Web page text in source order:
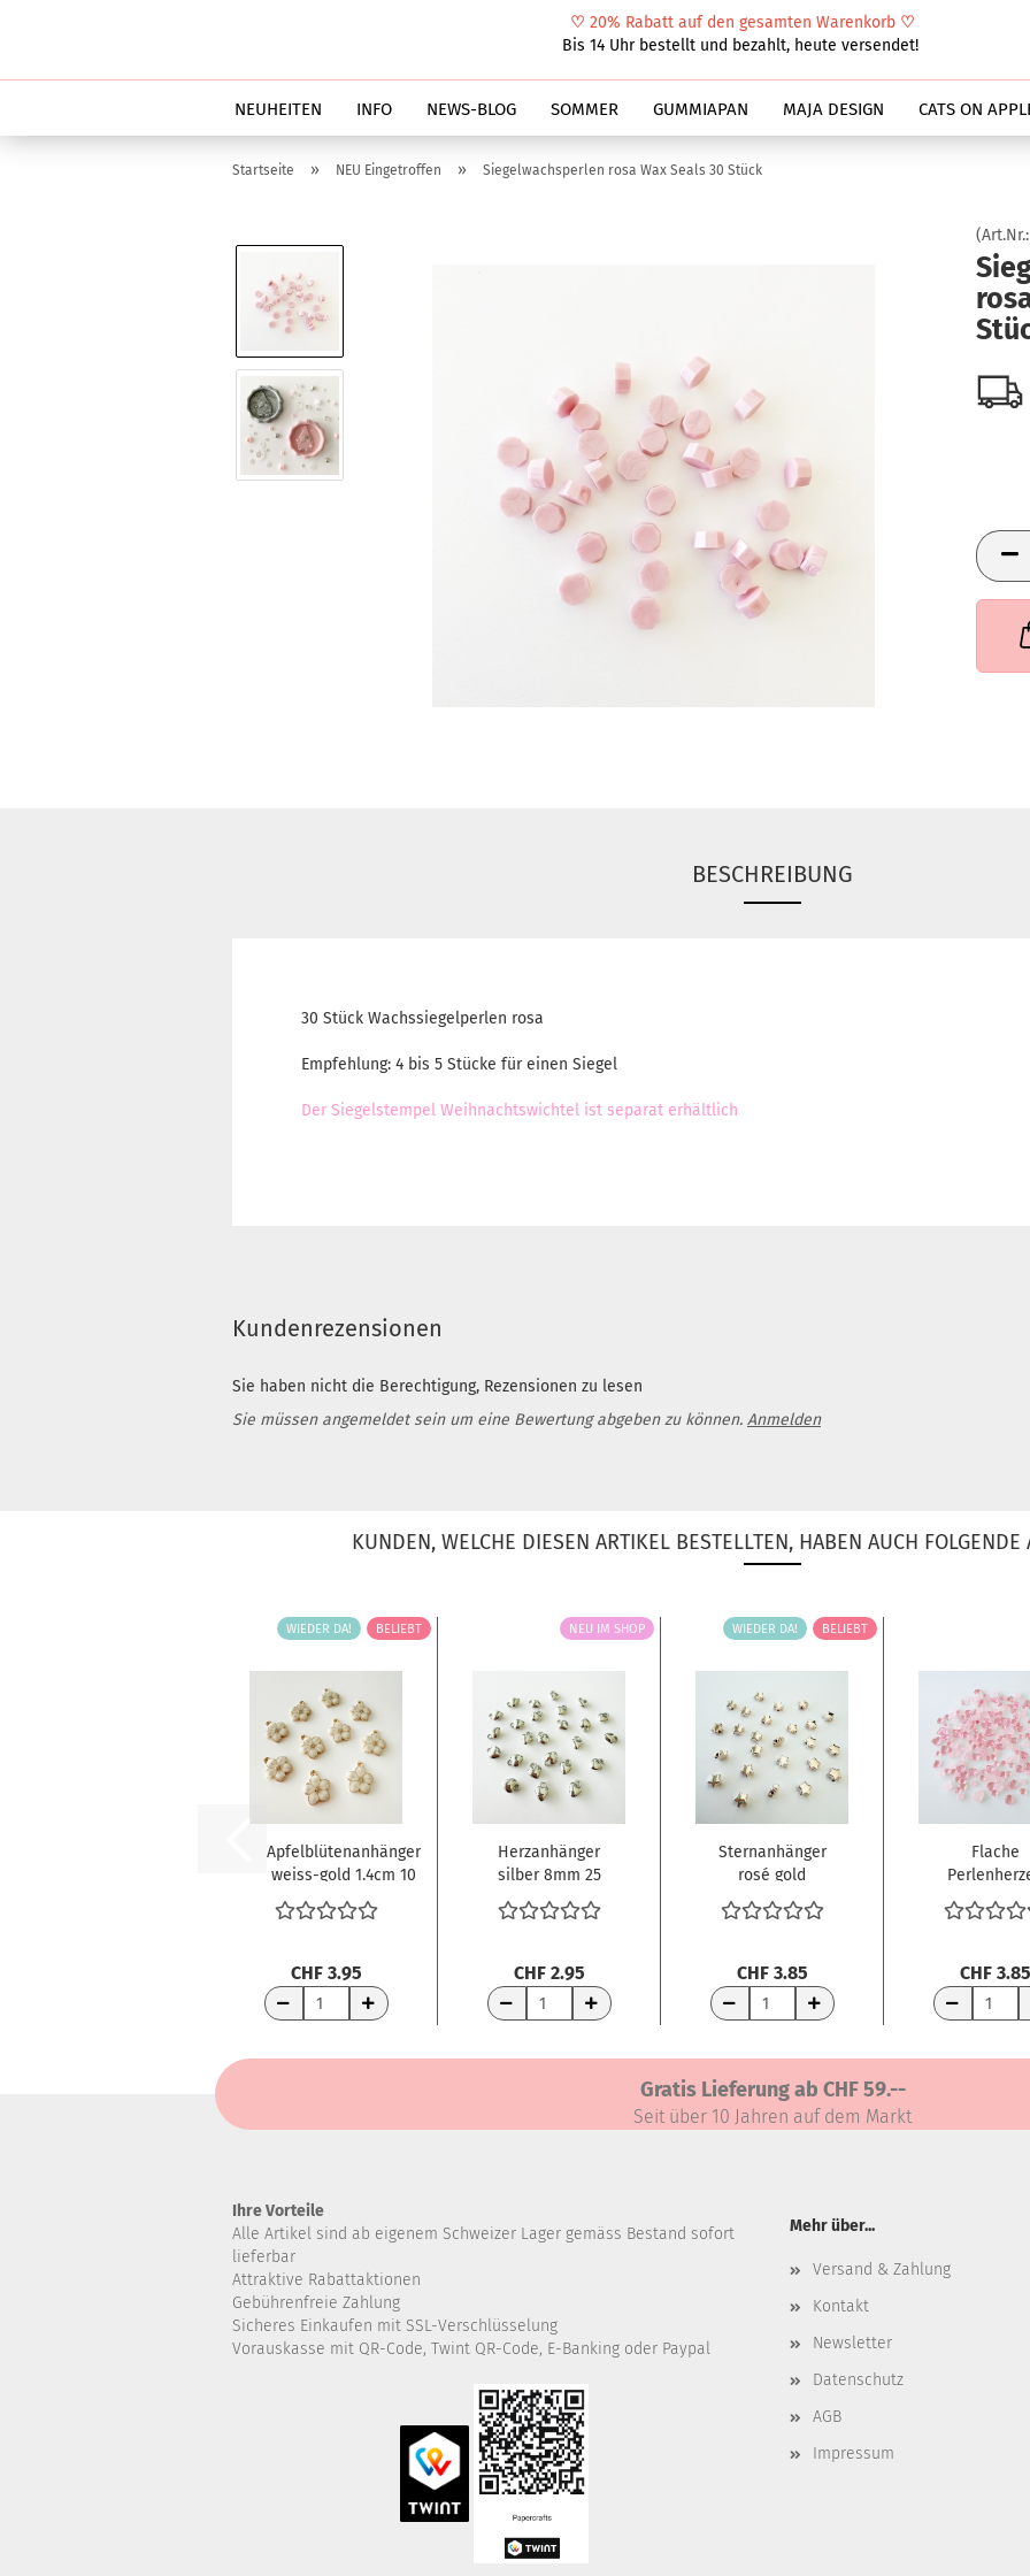
♡ 20% Rabatt auf den gesamten Warenkorb ♡
Bis 14 Uhr bestellt und bezahlt, heute versendet!
NEUHEITEN INFO NEWS-BLOG SOMMER GUMMIAPAN MAJA DESIGN CATS ON
Startseite » NEU Eingetroffen » Siegelwachsperlen rosa Wax Seals 30 Stück
(Art.Nr.:
BESCHREIBUNG
30 Stück Wachssiegelperlen rosa
Empfehlung: 4 bis 5 Stücke für einen Siegel
Der Siegelstempel Weihnachtswichtel ist separat erhältlich
Kundenrezensionen
Sie haben nicht die Berechtigung, Rezensionen zu lesen
Sie müssen angemeldet sein um eine Bewertung abgeben zu können. Anmelden
KUNDEN, WELCHE DIESEN ARTIKEL BESTELLTEN, HABEN AUCH FOLGENDE
WIEDER DA! BELIEBT
Apfelblütenanhänger
weiss-gold 1.4cm 10
Stück...
CHF 3.95
NEU IM SHOP
Herzanhänger
silber 8mm 25
Stück
CHF 2.95
WIEDER DA! BELIEBT
Sternanhänger
rosé gold
gelocht 6mm 25
Stück...
CHF 3.85
Flache
pink 10gr
CHF 3.85
Gratis Lieferung ab CHF 59.--
Seit über 10 Jahren auf dem Markt
Ihre Vorteile
Alle Artikel sind ab eigenem Schweizer Lager gemäss Bestand sofort
lieferbar
Attraktive Rabattaktionen
Gebührenfreie Zahlung
Sicheres Einkaufen mit SSL-Verschlüsselung
Vorauskasse mit QR-Code, Twint QR-Code, E-Banking oder Paypal
Mehr über...
Versand & Zahlung
Kontakt
Newsletter
Datenschutz
AGB
Impressum